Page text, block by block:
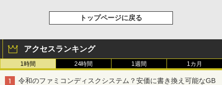
トップページに戻る
アクセスランキング
1時間 24時間 1週間 1カ月
令和のファミコンディスクシステム？安価に書き換え可能なGB